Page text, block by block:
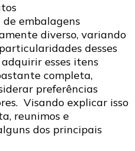
de embalagens
diverso, variando
desses
esses itens
completa,
preferências
Visando explicar isso
reunimos e
dos principais